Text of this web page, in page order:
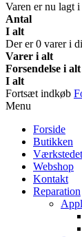
Varen er nu lagt
Antal
I alt
Der er0 varer i
Varer i alt
Forsendelse i alt
I alt
Fortsæt indkøb
Menu
Forside
Butikken
Værkstedet
Webshop
Kontakt
Reparation